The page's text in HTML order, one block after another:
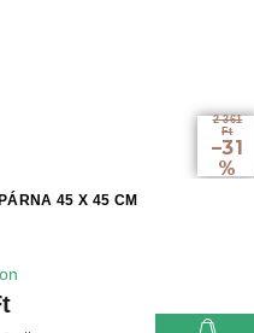
2 361
Ft
–31
%
45 X 45 CM